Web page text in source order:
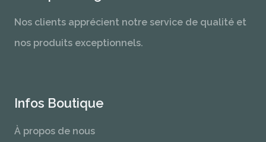
Nos clients apprécient notre service de qualité et
nos produits exceptionnels.
Infos Boutique
À propos de nous